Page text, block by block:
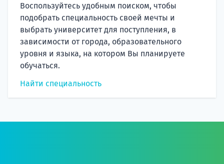
Воспользуйтесь удобным поиском, чтобы
подобрать специальность своей мечты и
выбрать университет для поступления, в
зависимости от города, образовательного
уровня и языка, на котором Вы планируете
обучаться.
Найти специальность